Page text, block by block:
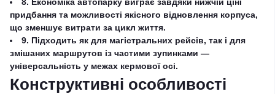
придбання та можливості якісного відновлення корпуса,
що зменшує витрати за цикл життя.
9. Підходить як для магістральних рейсів, так і для
змішаних маршрутов із частими зупинками —
універсальність у межах кермової осі.
Конструктивні особливості